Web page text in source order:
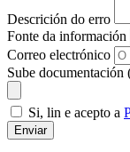
Descrición do erro
Fonte da información
Correo electrónico
Sube documentación
Si, lin e acepto a
Enviar